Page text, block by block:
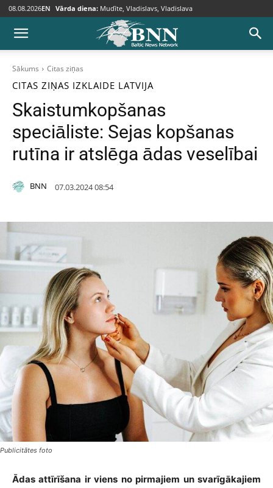
08.08.2026EN Vārda diena: Mudīte, Vladislavs, Vladislava
Sākums Citas ziņas
CITAS ZIŅAS IZKLAIDE LATVIJA
Skaistumkopšanas
speciāliste: Sejas kopšanas
rutīna ir atslēga ādas veselībai
BNN 07.03.2024 08:54
Publicitātes foto
Ādas attīrīšana ir viens no pirmajiem un svarīgākajiem